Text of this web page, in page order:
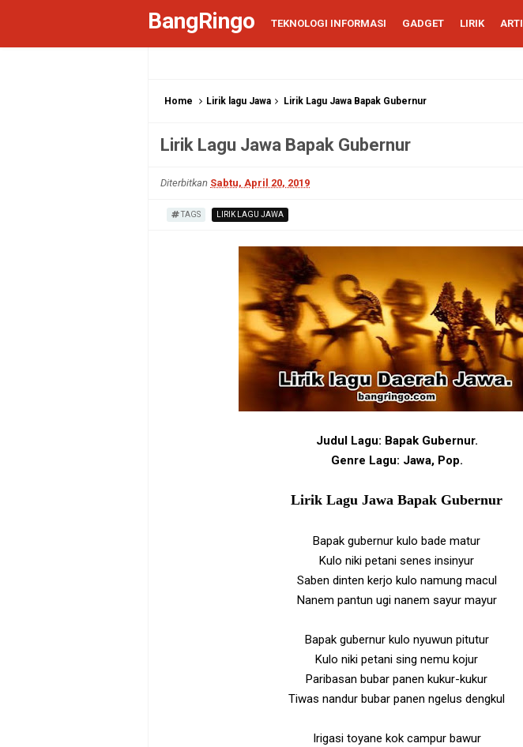
BangRingo TEKNOLOGI INFORMASI GADGET LIRIK ARTI
Home Lirik lagu Jawa Lirik Lagu Jawa Bapak Gubernur
Lirik Lagu Jawa Bapak Gubernur
Diterbitkan Sabtu, April 20, 2019
TAGS LIRIK LAGU JAWA
Judul Lagu: Bapak Gubernur.
Genre Lagu: Jawa, Pop.
Lirik Lagu Jawa Bapak Gubernur
Bapak gubernur kulo bade matur
Kulo niki petani senes insinyur
Saben dinten kerjo kulo namung macul
Nanem pantun ugi nanem sayur mayur
Bapak gubernur kulo nyuwun pitutur
Kulo niki petani sing nemu kojur
Paribasan bubar panen kukur-kukur
Tiwas nandur bubar panen ngelus dengkul
Irigasi toyane kok campur bawur